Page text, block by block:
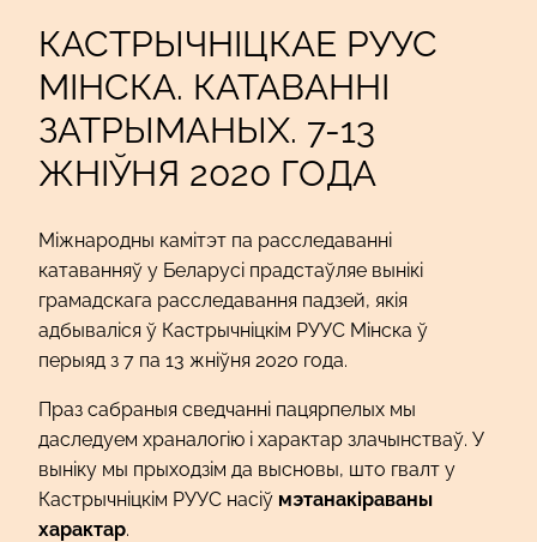
КАСТРЫЧНІЦКАЕ РУУС
МІНСКА. КАТАВАННІ
ЗАТРЫМАНЫХ. 7-13
ЖНІЎНЯ 2020 ГОДА
Міжнародны камітэт па расследаванні
катаванняў у Беларусі прадстаўляе вынікі
грамадскага расследавання падзей, якія
адбываліся ў Кастрычніцкім РУУС Мінска ў
перыяд з 7 па 13 жніўня 2020 года.
Праз сабраныя сведчанні пацярпелых мы
даследуем храналогію і характар злачынстваў. У
выніку мы прыходзім да высновы, што гвалт у
Кастрычніцкім РУУС насіў мэтанакіраваны
характар.